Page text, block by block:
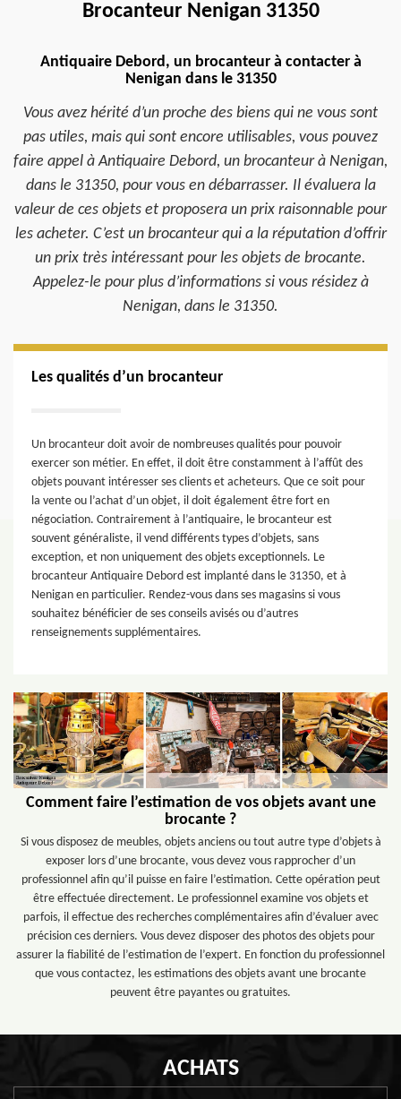
Brocanteur Nenigan 31350
Antiquaire Debord, un brocanteur à contacter à
Nenigan dans le 31350
Vous avez hérité d’un proche des biens qui ne vous sont
pas utiles, mais qui sont encore utilisables, vous pouvez
faire appel à Antiquaire Debord, un brocanteur à Nenigan,
dans le 31350, pour vous en débarrasser. Il évaluera la
valeur de ces objets et proposera un prix raisonnable pour
les acheter. C’est un brocanteur qui a la réputation d’offrir
un prix très intéressant pour les objets de brocante.
Appelez-le pour plus d’informations si vous résidez à
Nenigan, dans le 31350.
Les qualités d’un brocanteur
Un brocanteur doit avoir de nombreuses qualités pour pouvoir
exercer son métier. En effet, il doit être constamment à l’affût des
objets pouvant intéresser ses clients et acheteurs. Que ce soit pour
la vente ou l’achat d’un objet, il doit également être fort en
négociation. Contrairement à l’antiquaire, le brocanteur est
souvent généraliste, il vend différents types d’objets, sans
exception, et non uniquement des objets exceptionnels. Le
brocanteur Antiquaire Debord est implanté dans le 31350, et à
Nenigan en particulier. Rendez-vous dans ses magasins si vous
souhaitez bénéficier de ses conseils avisés ou d’autres
renseignements supplémentaires.
Comment faire l’estimation de vos objets avant une
brocante ?
Si vous disposez de meubles, objets anciens ou tout autre type d’objets à
exposer lors d’une brocante, vous devez vous rapprocher d’un
professionnel afin qu’il puisse en faire l’estimation. Cette opération peut
être effectuée directement. Le professionnel examine vos objets et
parfois, il effectue des recherches complémentaires afin d’évaluer avec
précision ces derniers. Vous devez disposer des photos des objets pour
assurer la fiabilité de l’estimation de l’expert. En fonction du professionnel
que vous contactez, les estimations des objets avant une brocante
peuvent être payantes ou gratuites.
ACHATS